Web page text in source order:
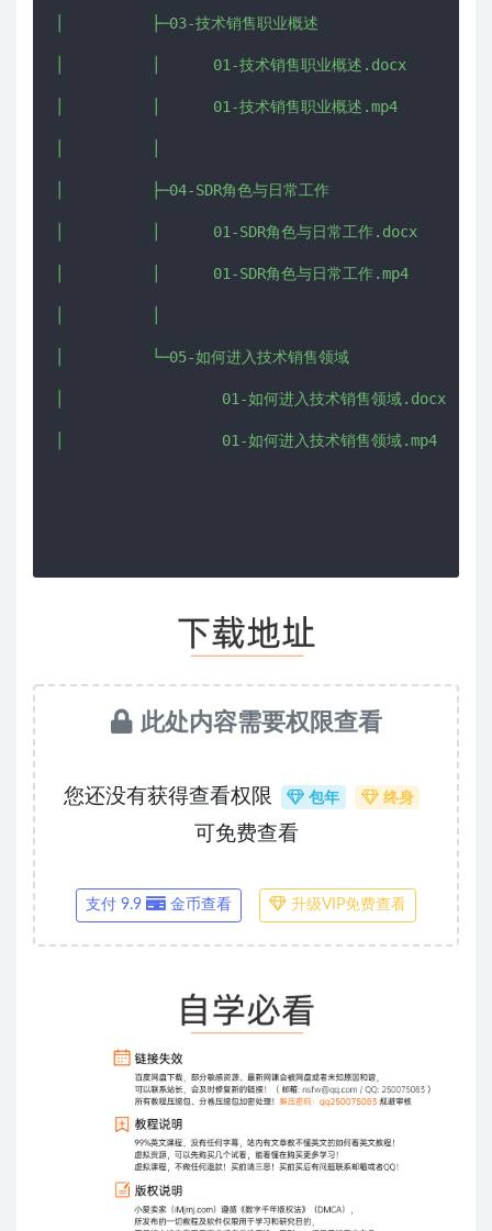
│          ├─03-技术销售职业概述
│          │      01-技术销售职业概述.docx
│          │      01-技术销售职业概述.mp4
│          ├─04-SDR角色与日常工作
│          │      01-SDR角色与日常工作.docx
│          │      01-SDR角色与日常工作.mp4
│          └─05-如何进入技术销售领域
│                  01-如何进入技术销售领域.docx
│                  01-如何进入技术销售领域.mp4
此处内容需要权限查看
您还没有获得查看权限 包年 终身
可免费查看
支付 9.9 金币查看 升级VIP免费查看